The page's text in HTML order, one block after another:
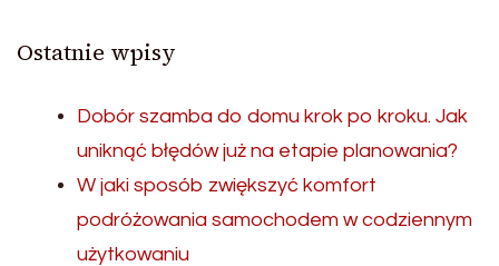
Ostatnie wpisy
Dobór szamba do domu krok po kroku. Jak
uniknąć błędów już na etapie planowania?
W jaki sposób zwiększyć komfort
podróżowania samochodem w codziennym
użytkowaniu